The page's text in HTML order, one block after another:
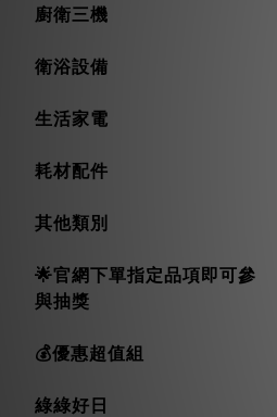
廚衛三機
衛浴設備
生活家電
耗材配件
其他類別
🌟官網下單指定品項即可參
與抽獎
💰優惠超值組
綠綠好日